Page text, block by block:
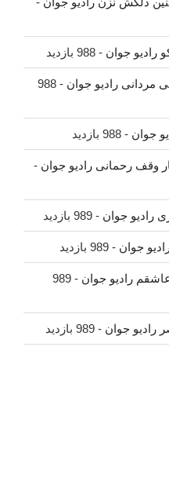
رادیو جوان - 988 بازدید
مردانی رادیو جوان
- 988
جوان - 988 بازدید
وقف رحمانی رادیو جوان -
رادیو جوان - 989 بازدید
جوان - 989 بازدید
رادیو جوان
- 989
رادیو جوان - 989 بازدید